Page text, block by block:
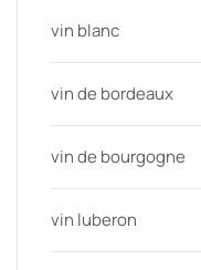
vin blanc
vin de bordeaux
vin de bourgogne
vin luberon